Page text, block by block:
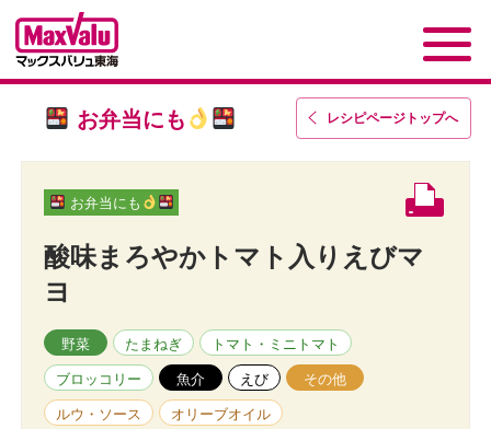
レシピページトップへ
お弁当にも
お弁当にも
酸味まろやかトマト入りえびマ
ヨ
野菜 たまねぎ トマト・ミニトマト
ブロッコリー 魚介 えび その他
ルウ・ソース オリーブオイル